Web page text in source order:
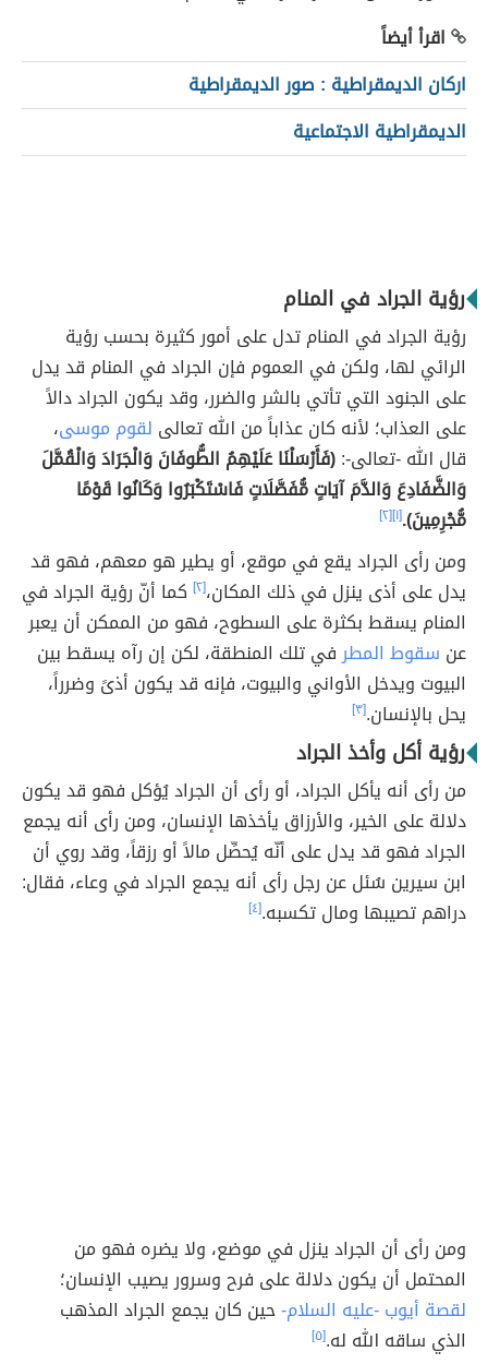
اقرأ أيضاً
اركان الديمقراطية : صور الديمقراطية
الديمقراطية الاجتماعية
رؤية الجراد في المنام
رؤية الجراد في المنام تدل على أمور كثيرة بحسب رؤية
الرائي لها، ولكن في العموم فإن الجراد في المنام قد يدل
على الجنود التي تأتي بالشر والضرر، وقد يكون الجراد دالاً
على العذاب؛ لأنه كان عذاباً من الله تعالى لقوم موسى،
قال الله -تعالى-:(فَأَرْسَلْنَا عَلَيْهِمُ الطُّوفَانَ وَالْجَرَادَ وَالْقُمَّلَ
وَالضَّفَادِعَ وَالدَّمَ آيَاتٍ مُّفَصَّلَاتٍ فَاسْتَكْبَرُوا وَكَانُوا قَوْمًا
مُّجْرِمِينَ).[١] [٢]
ومن رأى الجراد يقع في موقع، أو يطير هو معهم، فهو قد
يدل على أذى ينزل في ذلك المكان،[٢]
كما أنّ رؤية الجراد في
المنام يسقط بكثرة على السطوح، فهو من الممكن أن يعبر
عن سقوط المطرفي تلك المنطقة، لكن إن رآه يسقط بين
البيوت ويدخل الأواني والبيوت، فإنه قد يكون أذىً وضرراً،
يحل بالإنسان.[٣]
رؤية أكل وأخذ الجراد
من رأى أنه يأكل الجراد، أو رأى أن الجراد يُؤكل فهو قد يكون
دلالة على الخير، والأرزاق يأخذها الإنسان، ومن رأى أنه يجمع
الجراد فهو قد يدل على أنّه يُحصِّل مالاً أو رزقاً، وقد روي أن
ابن سيرين سُئل عن رجل رأى أنه يجمع الجراد في وعاء، فقال:
دراهم تصيبها ومال تكسبه.[٤]
ومن رأى أن الجراد ينزل في موضع، ولا يضره فهو من
المحتمل أن يكون دلالة على فرح وسرور يصيب الإنسان؛
لقصة أيوب -عليه السلام-حين كان يجمع الجراد المذهب
الذي ساقه الله له.[٥]